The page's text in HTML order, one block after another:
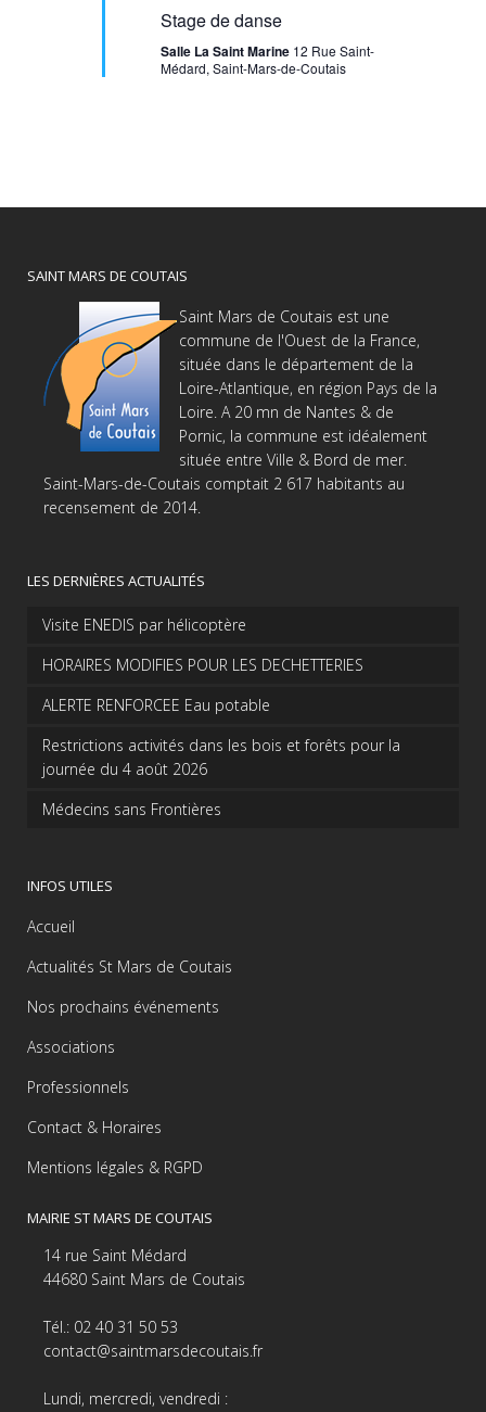
Stage de danse
Salle La Saint Marine 12 Rue Saint-
Médard, Saint-Mars-de-Coutais
SAINT MARS DE COUTAIS
Saint Mars de Coutais est une
commune de l'Ouest de la France,
située dans le département de la
Loire-Atlantique, en région Pays de la
Loire. A 20 mn de Nantes & de
Pornic, la commune est idéalement
située entre Ville & Bord de mer.
Saint-Mars-de-Coutais comptait 2 617 habitants au
recensement de 2014.
LES DERNIÈRES ACTUALITÉS
Visite ENEDIS par hélicoptère
HORAIRES MODIFIES POUR LES DECHETTERIES
ALERTE RENFORCEE Eau potable
Restrictions activités dans les bois et forêts pour la
journée du 4 août 2026
Médecins sans Frontières
INFOS UTILES
Accueil
Actualités St Mars de Coutais
Nos prochains événements
Associations
Professionnels
Contact & Horaires
Mentions légales & RGPD
MAIRIE ST MARS DE COUTAIS
14 rue Saint Médard
44680 Saint Mars de Coutais
Tél.: 02 40 31 50 53
contact@saintmarsdecoutais.fr
Lundi, mercredi, vendredi :